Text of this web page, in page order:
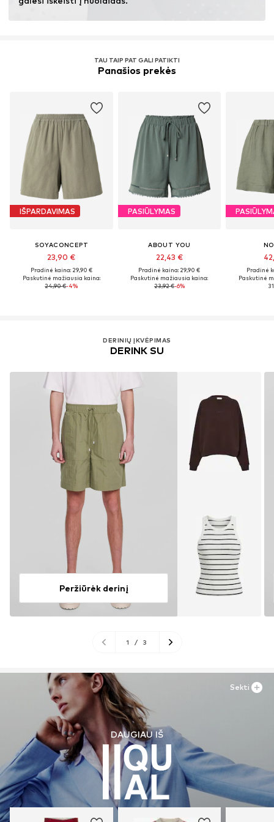
TAU TAIP PAT GALI PATIKTI
Panašios prekės
IŠPARDAVIMAS
SOYACONCEPT
23,90 €
Pradinė kaina: 29,90 €
Paskutinė mažiausia kaina:
24,90 €-4%
PASIŪLYMAS
ABOUT YOU
22,43 €
Pradinė kaina: 29,90 €
Paskutinė mažiausia kaina:
23,92 €-6%
Pradinė
Paskutinė
DERINIŲ ĮKVĖPIMAS
DERINK SU
Peržiūrėk derinį
1 / 3
DAUGIAU IŠ
Sekti